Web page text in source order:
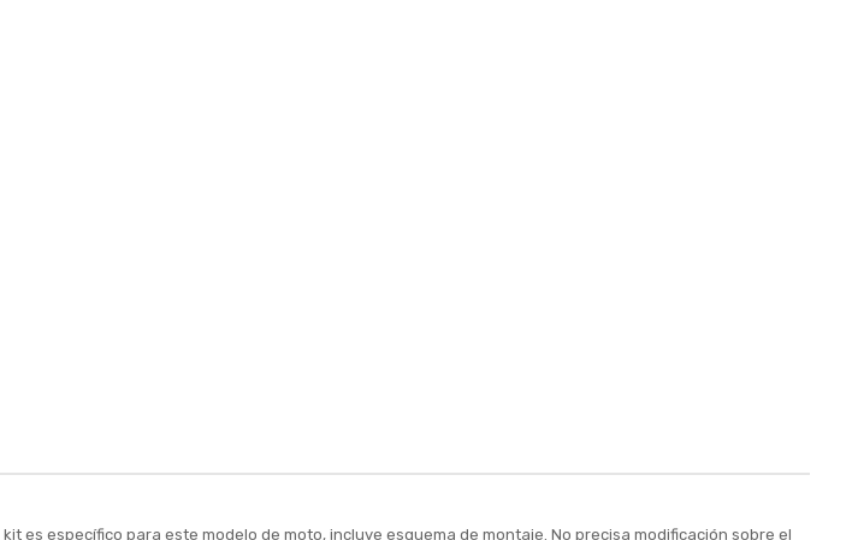
es específico para este modelo de moto, incluye esquema de montaje. No precisa modificación sobre el